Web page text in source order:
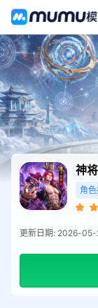
神
角
更新日期: 2026-